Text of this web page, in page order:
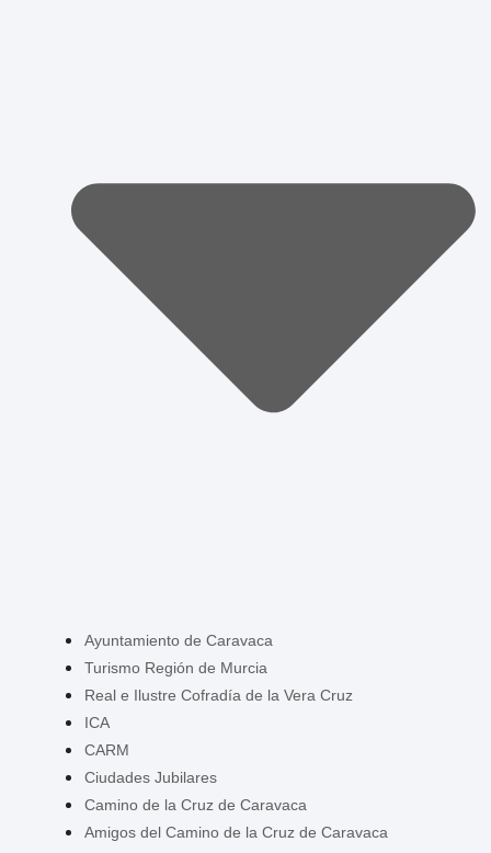
Ayuntamiento de Caravaca
Turismo Región de Murcia
Real e Ilustre Cofradía de la Vera Cruz
ICA
CARM
Ciudades Jubilares
Camino de la Cruz de Caravaca
Amigos del Camino de la Cruz de Caravaca